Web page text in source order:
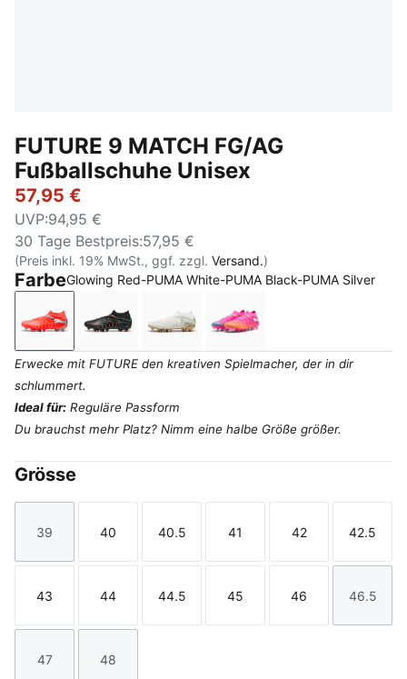
FUTURE 9 MATCH FG/AG
Fußballschuhe Unisex
57,95 €
UVP:94,95 €
30 Tage Bestpreis:57,95 €
(Preis inkl. 19% MwSt., ggf. zzgl. Versand.)
FarbeGlowing Red-PUMA White-PUMA Black-PUMA Silver
Glowing Red-PUMA White-PUMA Black-PUMA Silver
PUMA Black-Glowing Red-Strong Gray
PUMA White-Metallic Gold-PUMA
Poison Pink-Sun
Erwecke mit FUTURE den kreativen Spielmacher, der in dir
schlummert.
Ideal für: Reguläre Passform
Du brauchst mehr Platz? Nimm eine halbe Größe größer.
Grösse
Größe
39
Größe
40
Größe
40.5
Größe
41
Größe
42
Größe
42.5
Größe
43
Größe
44
Größe
44.5
Größe
45
Größe
46
Größe
46.5
Größe
47
Größe
48